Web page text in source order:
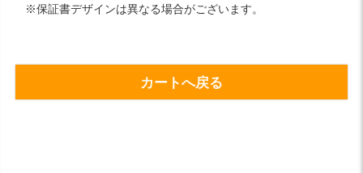
※保証書デザインは異なる場合がございます。
カートへ戻る